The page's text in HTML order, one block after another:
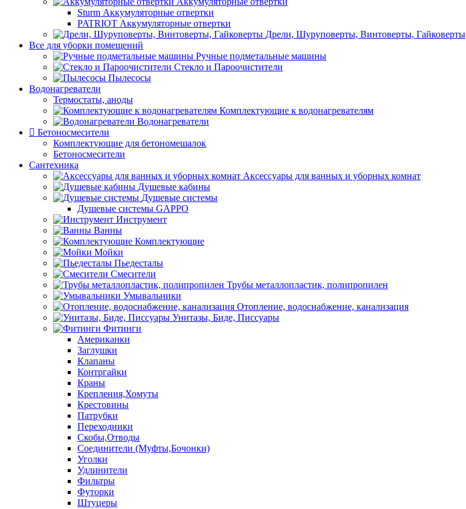
Sturm Аккумуляторные отвертки
PATRIOT Аккумуляторные отвертки
Дрели, Шуруповерты, Винтоверты, Гайковерты
Все для уборки помещений
Ручные подметальные машины
Стекло и Пароочистители
Пылесосы
Водонагреватели
Термостаты, аноды
Комплектующие к водонагревателям
Водонагреватели
Бетоносмесители
Комплектующие для бетономешалок
Бетоносмесители
Сантехника
Аксессуары для ванных и уборных комнат
Душевые кабины
Душевые системы
Душевые системы GAPPO
Инструмент
Ванны
Комплектующие
Мойки
Пьедесталы
Смесители
Трубы металлопластик, полипропилен
Умывальники
Отопление, водоснабжение, канализация
Унитазы, Биде, Писсуары
Фитинги
Американки
Заглушки
Клапаны
Контргайки
Краны
Крепления,Хомуты
Крестовины
Патрубки
Переходники
Скобы,Отводы
Соединители (Муфты,Бочонки)
Уголки
Удлинители
Фильтры
Футорки
Штуцеры